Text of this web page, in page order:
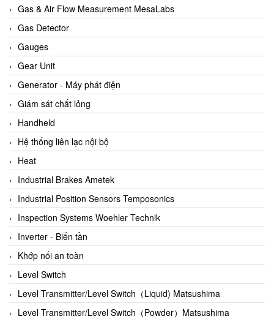
Aquametro
ARCA Regler
Arcos Hydraulik
Ardetem-Sfere-Vietnam
Argal
AS ENERGI
ASCO CO2
Asker
AT2E
ATC Pneumatic
ATEX System
ATI - IA
ATI (Analytical Technology Inc)
Atos
Atrax
Auma
Autec
Gas & Air Flow Measurement MesaLabs
Gas Detector
Gauges
Gear Unit
Generator - Máy phát điện
Giám sát chất lỏng
Handheld
Hệ thống liên lạc nội bộ
Heat
Industrial Brakes Ametek
Industrial Position Sensors Temposonics
Inspection Systems Woehler Technik
Inverter - Biến tần
Khớp nối an toàn
Level Switch
Level Transmitter/Level Switch（Liquid) Matsushima
Level Transmitter/Level Switch（Powder）Matsushima